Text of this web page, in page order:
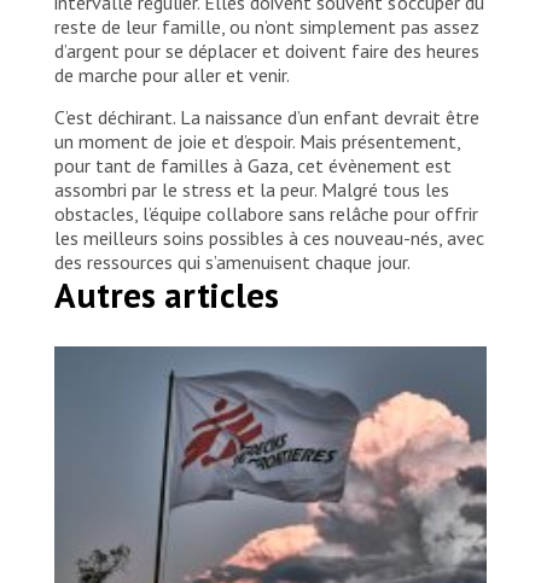
reste de leur famille, ou n’ont simplement pas assez
d’argent pour se déplacer et doivent faire des heures
de marche pour aller et venir.
C’est déchirant. La naissance d’un enfant devrait être
un moment de joie et d’espoir. Mais présentement,
pour tant de familles à Gaza, cet évènement est
assombri par le stress et la peur. Malgré tous les
obstacles, l’équipe collabore sans relâche pour offrir
les meilleurs soins possibles à ces nouveau-nés, avec
des ressources qui s’amenuisent chaque jour.
Autres articles